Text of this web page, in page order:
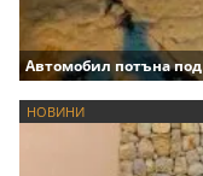
Автомобил потъна
НОВИНИ